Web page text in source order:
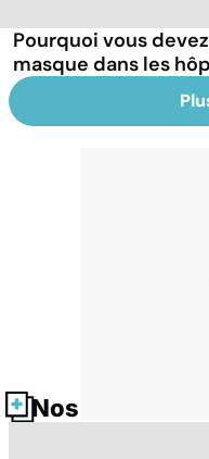
Pourquoi vous
masque dans les
Nos fiches